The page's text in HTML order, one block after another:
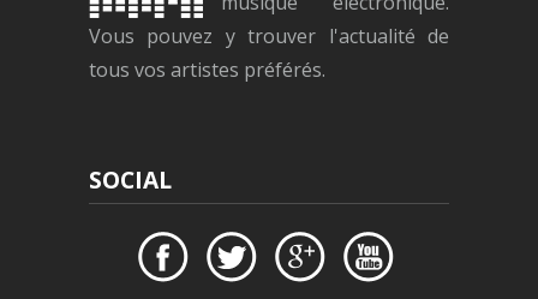
Vous pouvez y trouver l'actualité de
tous vos artistes préférés.
SOCIAL